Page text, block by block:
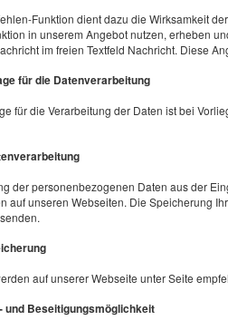
Funktion dient dazu die Wirksamkeit
in unserem Angebot nutzen, erheben
im freien Textfeld Nachricht. Diese
für die Datenverarbeitung
für die Verarbeitung der Daten ist bei
der personenbezogenen Daten aus der
auf unseren Webseiten. Die Speicherung
auf unserer Webseite unter Seite
und Beseitigungsmöglichkeit